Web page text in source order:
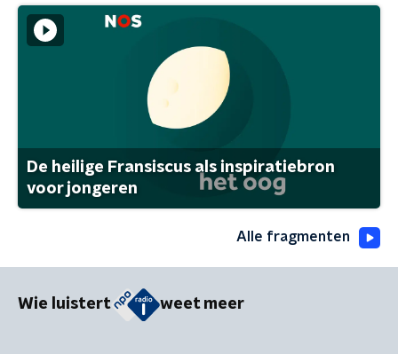
De heilige Fransiscus als inspiratiebron
voor jongeren
Alle fragmenten
Wie luistert weet meer